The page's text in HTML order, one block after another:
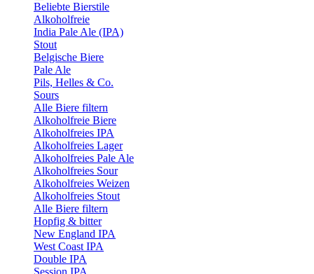
Beliebte Bierstile
Alkoholfreie
India Pale Ale (IPA)
Stout
Belgische Biere
Pale Ale
Pils, Helles & Co.
Sours
Alle Biere filtern
Alkoholfreie Biere
Alkoholfreies IPA
Alkoholfreies Lager
Alkoholfreies Pale Ale
Alkoholfreies Sour
Alkoholfreies Weizen
Alkoholfreies Stout
Alle Biere filtern
Hopfig & bitter
New England IPA
West Coast IPA
Double IPA